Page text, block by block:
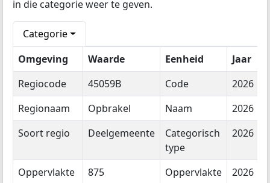
in die categorie weer te geven.
Categorie
Omgeving
Waarde Eenheid
Jaar
Regiocode
45059B Code
2026
Regionaam
Opbrakel Naam
2026
Soort regio
Deelgemeente
Categorisch
type
2026
Oppervlakte 875
Oppervlakte
2026